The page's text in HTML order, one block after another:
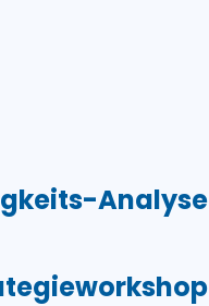
Analyse